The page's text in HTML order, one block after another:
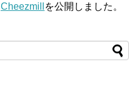
Cheezmill を公開しました。